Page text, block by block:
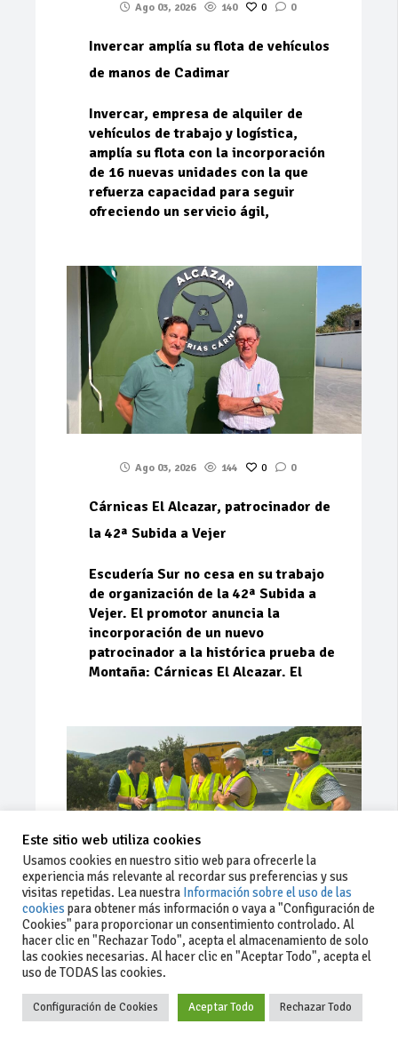
Ago 03, 2026 140 0 0
Invercar amplía su flota de vehículos
de manos de Cadimar
Invercar, empresa de alquiler de
vehículos de trabajo y logística,
amplía su flota con la incorporación
de 16 nuevas unidades con la que
refuerza capacidad para seguir
ofreciendo un servicio ágil,
Ago 03, 2026 144 0 0
Cárnicas El Alcazar, patrocinador de
la 42ª Subida a Vejer
Escudería Sur no cesa en su trabajo
de organización de la 42ª Subida a
Vejer. El promotor anuncia la
incorporación de un nuevo
patrocinador a la histórica prueba de
Montaña: Cárnicas El Alcazar. El
Ago 03, 2026 76 0 0
La Junta implementa mejoras en la
A381 por Los Barrios
Este sitio web utiliza cookies
Usamos cookies en nuestro sitio web para ofrecerle la
experiencia más relevante al recordar sus preferencias y sus
visitas repetidas. Lea nuestra Información sobre el uso de las
cookies para obtener más información o vaya a "Configuración de
Cookies" para proporcionar un consentimiento controlado. Al
hacer clic en "Rechazar Todo", acepta el almacenamiento de solo
las cookies necesarias. Al hacer clic en "Aceptar Todo", acepta el
uso de TODAS las cookies.
Configuración de Cookies Aceptar Todo Rechazar Todo